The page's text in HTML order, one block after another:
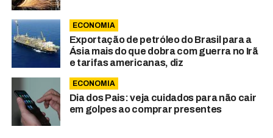
ECONOMIA
Exportação de petróleo do Brasil para a
Ásia mais do que dobra com guerra no Irã
e tarifas americanas, diz
ECONOMIA
Dia dos Pais: veja cuidados para não cair
em golpes ao comprar presentes